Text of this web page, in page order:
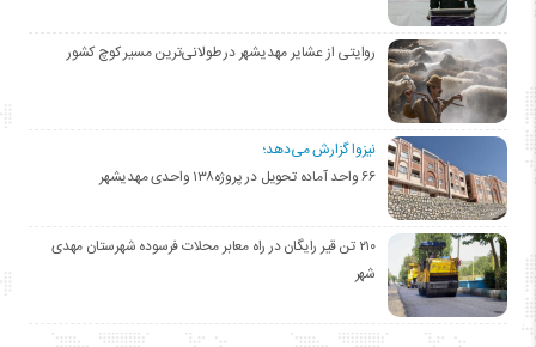
روایتی از عشایر مهدیشهر در طولانی‌ترین مسیر کوچ کشور
نیزوا گزارش می‌دهد؛
۶۶ واحد آماده تحویل در پروژه۱۳۸ واحدی مهدیشهر
۲۱۰ تن قیر رایگان در راه معابر محلات فرسوده شهرستان مهدی
شهر